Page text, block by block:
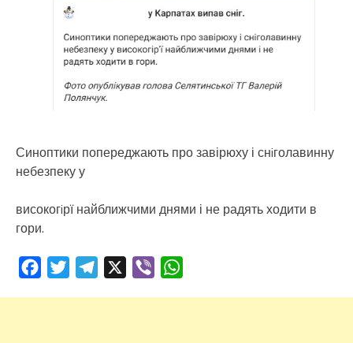
Синоптики попереджають про завірюху і снiголавинну
небезпеку у
високогiрї найближчими днями і не радять ходити в
гори.
FacebookTwitterTelegram Viber